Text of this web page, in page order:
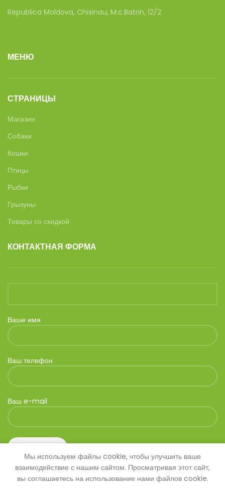
Republica Moldova, Chisinau, M.c.Batrin, 12/2
МЕНЮ
СТРАНИЦЫ
Магазин
Собаки
Кошки
Птицы
Рыбки
Грызуны
Товары со скидкой
КОНТАКТНАЯ ФОРМА
Ваше имя
Ваш телефон
Ваш e-mail
Мы используем файлы cookie, чтобы улучшить ваше
взаимодействие с нашим сайтом. Просматривая этот сайт,
вы соглашаетесь на использование нами файлов cookie.